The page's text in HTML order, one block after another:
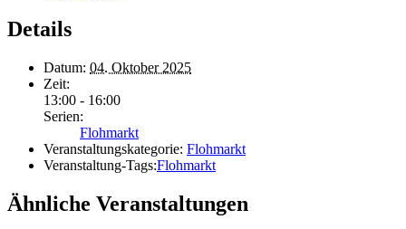
Details
Datum: 04. Oktober 2025
Zeit:
13:00 - 16:00
Serien:
Flohmarkt
Veranstaltungskategorie: Flohmarkt
Veranstaltung-Tags:Flohmarkt
Ähnliche Veranstaltungen